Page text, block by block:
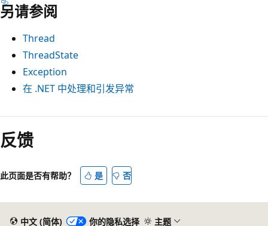
另请参阅
Thread
ThreadState
Exception
在 .NET 中处理和引发异常
反馈
此页面是否有帮助？ 是 否
中文 (简体) 你的隐私选择 主题